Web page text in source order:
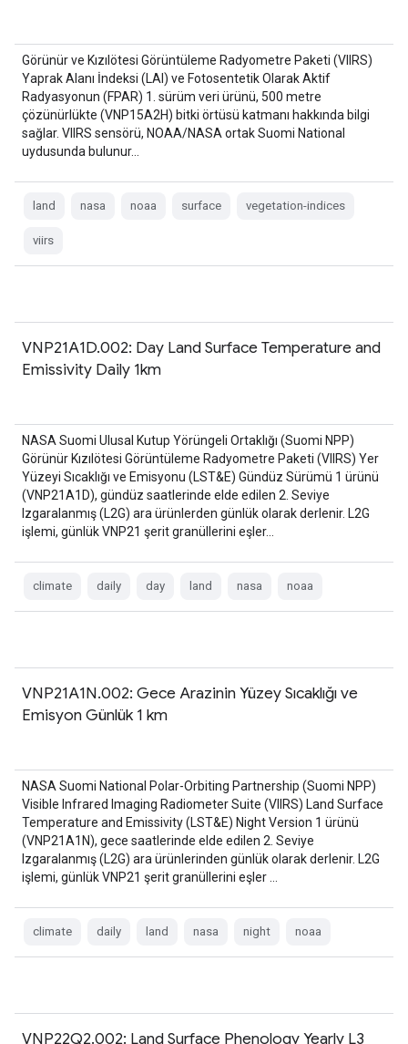
Görünür ve Kızılötesi Görüntüleme Radyometre Paketi (VIIRS)
Yaprak Alanı İndeksi (LAI) ve Fotosentetik Olarak Aktif
Radyasyonun (FPAR) 1. sürüm veri ürünü, 500 metre
çözünürlükte (VNP15A2H) bitki örtüsü katmanı hakkında bilgi
sağlar. VIIRS sensörü, NOAA/NASA ortak Suomi National
uydusunda bulunur…
land nasa noaa surface vegetation-indices
viirs
VNP21A1D.002: Day Land Surface Temperature and
Emissivity Daily 1km
NASA Suomi Ulusal Kutup Yörüngeli Ortaklığı (Suomi NPP)
Görünür Kızılötesi Görüntüleme Radyometre Paketi (VIIRS) Yer
Yüzeyi Sıcaklığı ve Emisyonu (LST&E) Gündüz Sürümü 1 ürünü
(VNP21A1D), gündüz saatlerinde elde edilen 2. Seviye
Izgaralanmış (L2G) ara ürünlerden günlük olarak derlenir. L2G
işlemi, günlük VNP21 şerit granüllerini eşler…
climate daily day land nasa noaa
VNP21A1N.002: Gece Arazinin Yüzey Sıcaklığı ve
Emisyon Günlük 1 km
NASA Suomi National Polar-Orbiting Partnership (Suomi NPP)
Visible Infrared Imaging Radiometer Suite (VIIRS) Land Surface
Temperature and Emissivity (LST&E) Night Version 1 ürünü
(VNP21A1N), gece saatlerinde elde edilen 2. Seviye
Izgaralanmış (L2G) ara ürünlerinden günlük olarak derlenir. L2G
işlemi, günlük VNP21 şerit granüllerini eşler …
climate daily land nasa night noaa
VNP22Q2.002: Land Surface Phenology Yearly L3